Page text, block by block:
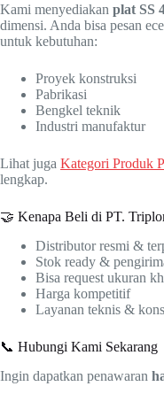
Kami menyediakan plat SS
dimensi. Anda bisa pesan
untuk kebutuhan:
Proyek konstruksi
Pabrikasi
Bengkel teknik
Industri manufaktur
Lihat juga Kategori Produk
lengkap.
🤝 Kenapa Beli di PT.
Distributor resmi &
Stok ready &
Bisa request ukuran
Harga kompetitif
Layanan teknis &
📞 Hubungi Kami Sekarang
Ingin dapatkan penawaran